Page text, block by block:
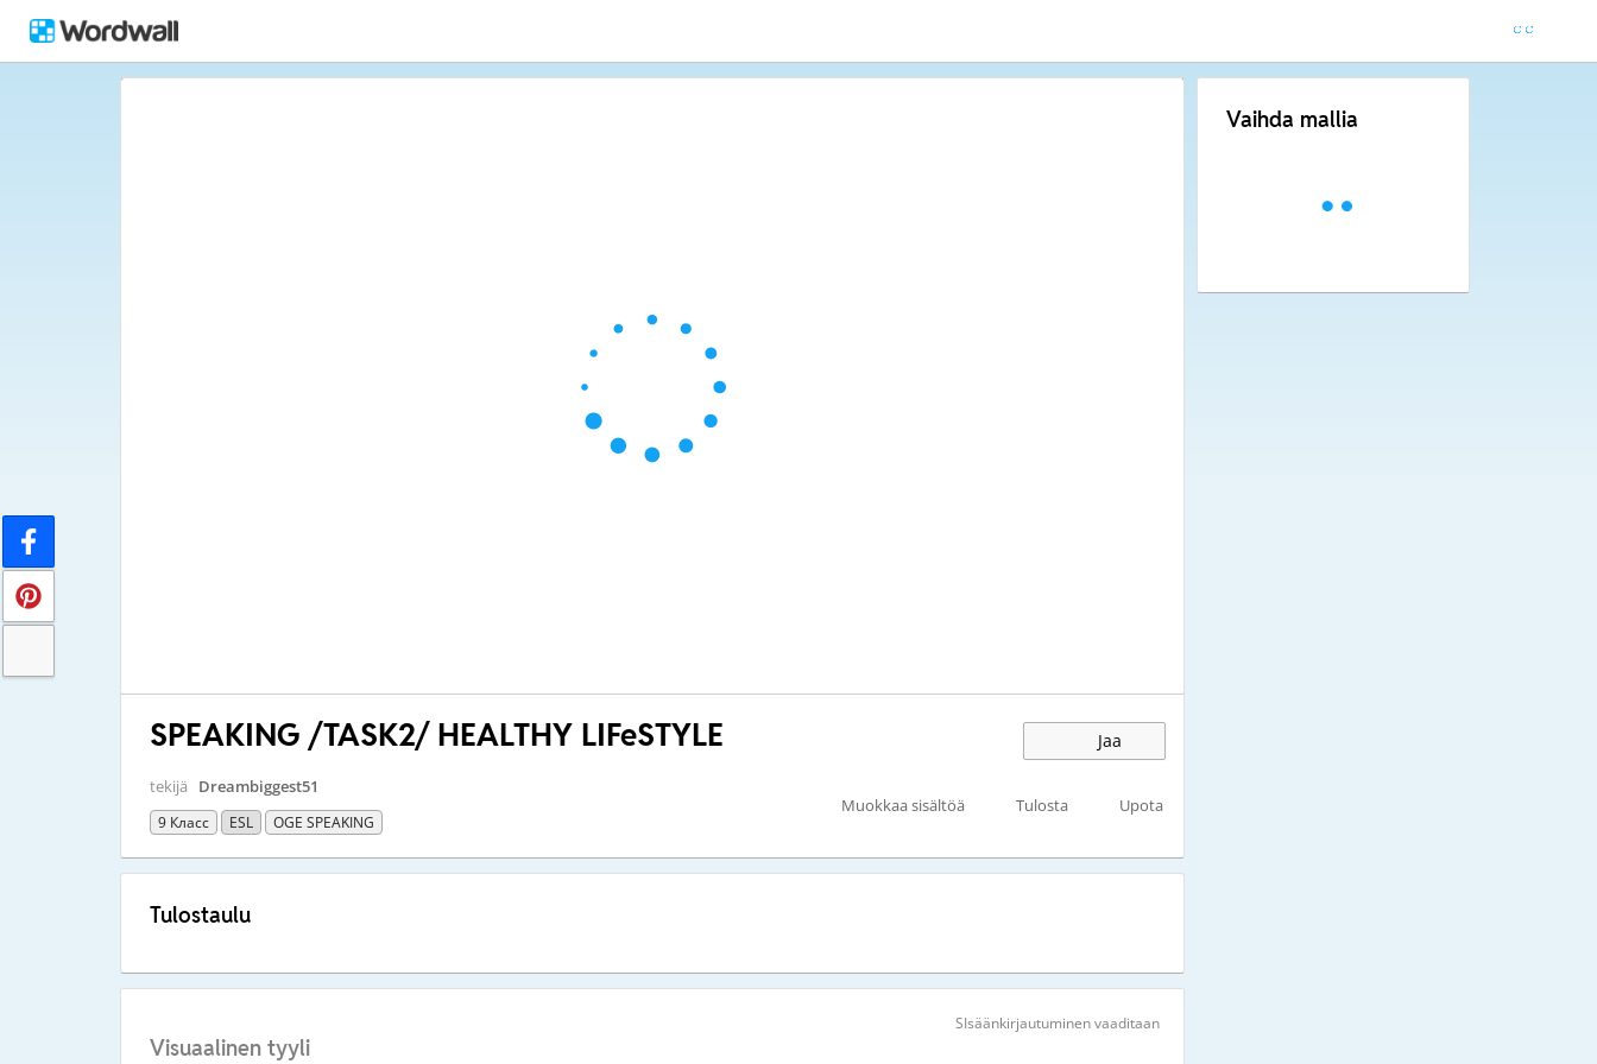
SPEAKING /TASK2/ HEALTHY LIFeSTYLE Jaa
tekijä Dreambiggest51
9 Класс ESL OGE SPEAKING
Muokkaa sisältöä Tulosta Upota
Tulostaulu
SIsäänkirjautuminen vaaditaan
Visuaalinen tyyli
Vaihda mallia